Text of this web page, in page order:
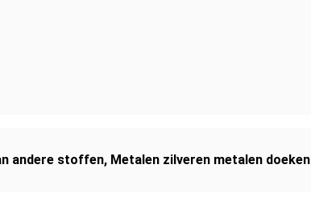
andere stoffen, Metalen zilveren metalen doeken